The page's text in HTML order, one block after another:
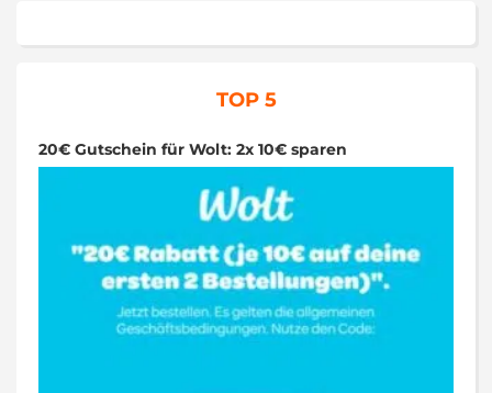
TOP 5
20€ Gutschein für Wolt: 2x 10€ sparen